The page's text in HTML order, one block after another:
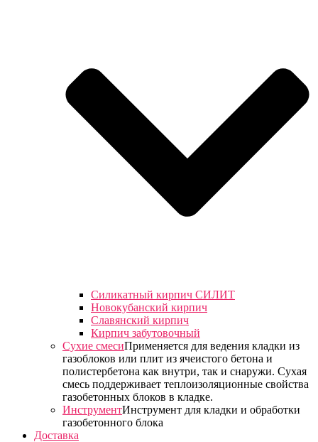
Силикатный кирпич СИЛИТ
Новокубанский кирпич
Славянский кирпич
Кирпич забутовочный
Сухие смесиПрименяется для ведения кладки из
газоблоков или плит из ячеистого бетона и
полистербетона как внутри, так и снаружи. Сухая
смесь поддерживает теплоизоляционные свойства
газобетонных блоков в кладке.
ИнструментИнструмент для кладки и обработки
газобетонного блока
Доставка